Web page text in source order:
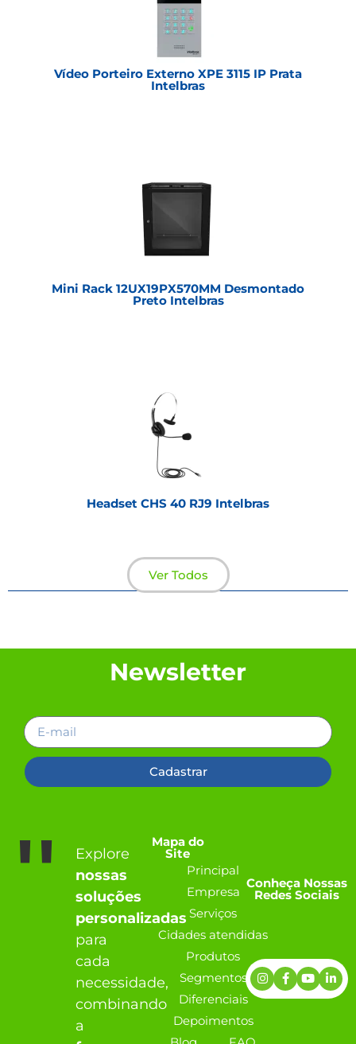
Vídeo Porteiro Externo XPE 3115 IP Prata
Intelbras
Mini Rack 12UX19PX570MM Desmontado
Preto Intelbras
Headset CHS 40 RJ9 Intelbras
Ver Todos
Newsletter
Cadastrar
''
Explore
nossas
soluções
personalizadas
para
cada
necessidade,
combinando
a
Mapa do
Site
Principal
Empresa
Serviços
Cidades atendidas
Produtos
Segmentos
Diferenciais
Depoimentos
Conheça Nossas
Redes Sociais